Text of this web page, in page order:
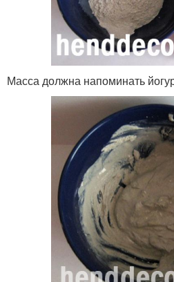
Масса должна напоминать